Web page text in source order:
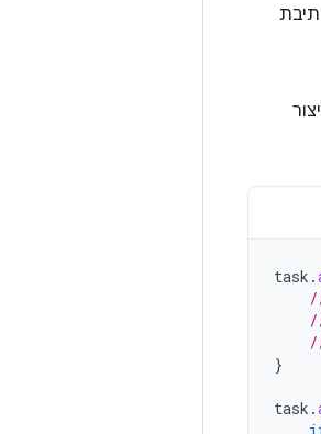
task .
}
task .